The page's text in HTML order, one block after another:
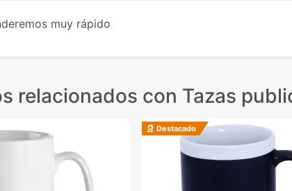
muy rápido
relacionados con Tazas
Destacado